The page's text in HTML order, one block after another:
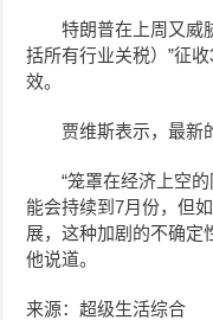
特朗普在上周又威
括所有行业关税）”征
效。
贾维斯表示，最新
“笼罩在经济上空
能会持续到7月份，但
展，这种加剧的不确定
他说道。
来源：超级生活综合